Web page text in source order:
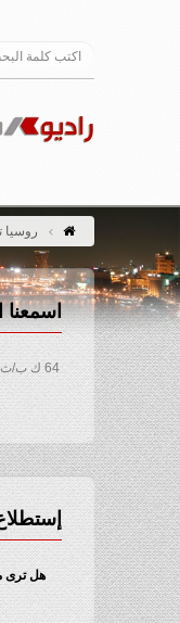
روسيا
اسمعنا
64 ك ب/ث
هل ترى